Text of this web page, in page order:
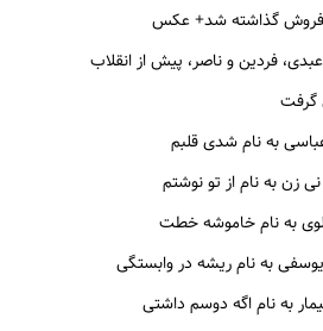
فروش گذاشته شد+ عکس
فردین و ناصر، پیش از انقلاب
گرفت
به نام شدی قلبم
زن به نام از تو نوشتم
به نام خاموشه خطت
به نام ریشه در وابستگی
به نام اگه دوسم داشتی